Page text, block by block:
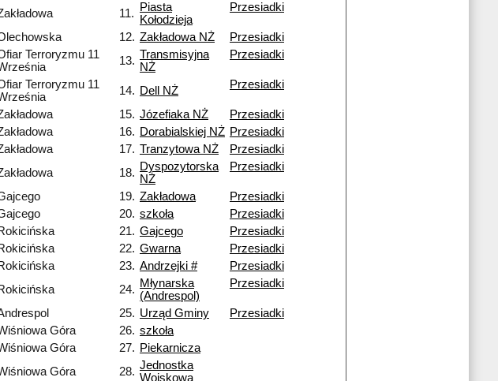
11.
Piasta
Kołodzieja
Przesiadki
12. Zakładowa NŻ
Przesiadki
Terroryzmu 11
13. Transmisyjna
NŻ
Przesiadki
Terroryzmu 11
14. Dell NŻ Przesiadki
15. Józefiaka NŻ
Przesiadki
16. Dorabialskiej NŻ Przesiadki
17. Tranzytowa NŻ
Przesiadki
18. Dyspozytorska
NŻ
Przesiadki
19. Zakładowa
Przesiadki
20. szkoła
Przesiadki
21. Gajcego
Przesiadki
22. Gwarna
Przesiadki
23. Andrzejki #
Przesiadki
24. Młynarska
(Andrespol)
Przesiadki
25. Urząd Gminy
Przesiadki
Góra
26. szkoła
Góra
27. Piekarnicza
Góra
28. Jednostka
Wojskowa